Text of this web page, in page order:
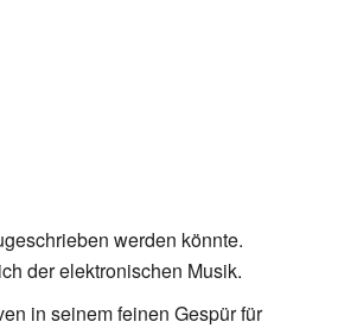
werden könnte.
der elektronischen Musik.
in seinem feinen Gespür für